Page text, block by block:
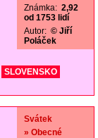
Známka: 2,92
od 1753 lidí
Autor: © Jiří
Poláček
SLOVENSKO
Svátek
» Obecné